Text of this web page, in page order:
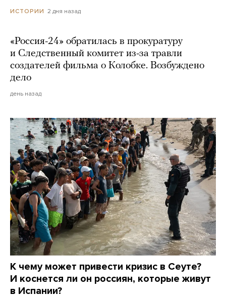
ИСТОРИИ 2 дня назад
«Россия-24» обратилась в прокуратуру
и Следственный комитет из-за травли
создателей фильма о Колобке. Возбуждено
дело
день назад
К чему может привести кризис в Сеуте?
И коснется ли он россиян, которые живут
в Испании?